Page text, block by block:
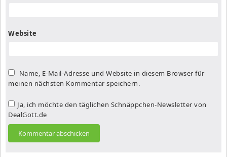
Website
Name, E-Mail-Adresse und Website in diesem Browser für
meinen nächsten Kommentar speichern.
Ja, ich möchte den täglichen Schnäppchen-Newsletter von
DealGott.de